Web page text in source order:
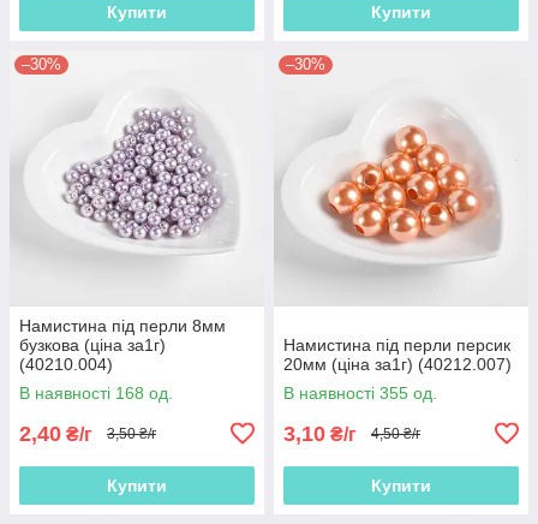
Купити Купити
–30%
Намистина під перли 8мм
бузкова (ціна за1г)
(40210.004)
В наявності 168 од.
2,40 ₴/г 3,50 ₴/г
Купити
–30%
Намистина під перли персик
20мм (ціна за1г) (40212.007)
В наявності 355 од.
3,10 ₴/г 4,50 ₴/г
Купити